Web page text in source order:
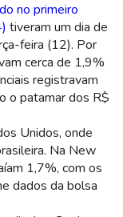
(Imagem:
no primeiro
tiveram um dia de
feira (12). Por
cerca de 1,9%
registravam
o patamar dos R$
Unidos, onde
Na New
1,7%, com os
dados da bolsa